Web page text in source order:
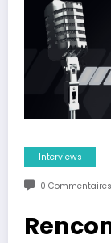
Interviews
0 Commentaires